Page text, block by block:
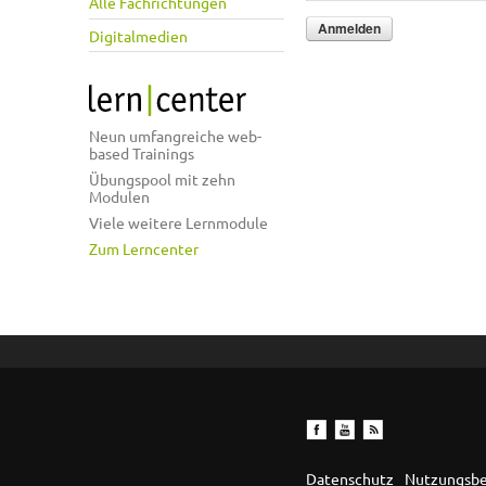
Digitalmedien
Neun umfangreiche web-
based Trainings
Übungspool mit zehn
Modulen
Viele weitere Lernmodule
Zum Lerncenter
Datenschutz